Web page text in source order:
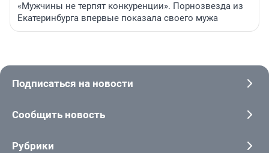
«Мужчины не терпят конкуренции». Порнозвезда из
Екатеринбурга впервые показала своего мужа
Подписаться на новости
Сообщить новость
Рубрики